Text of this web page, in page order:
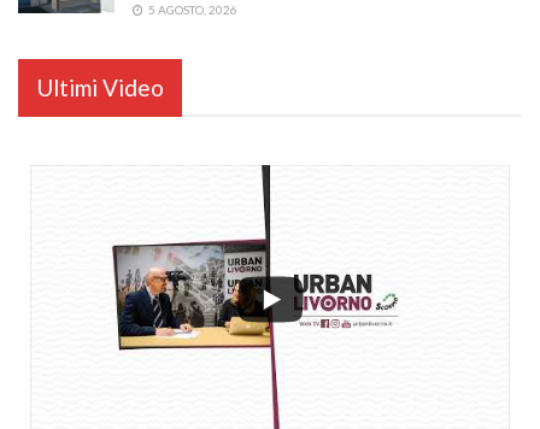
5 AGOSTO, 2026
Ultimi Video